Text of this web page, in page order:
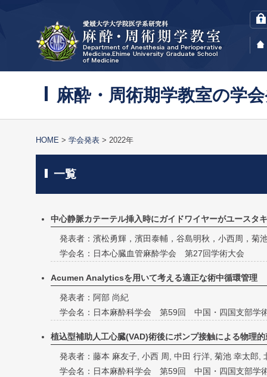
麻酔・周術期学教室の学
HOME 学会発表 2022年
一覧
中心静脈カテーテル挿入時にガイドワイヤーがユースタ
発表者：濱松勇輝，濱田泰輔，谷島明秋，小西周，菊
学会名：日本心臓血管麻酔学会 第27回学術大会
Acumen Analyticsを用いて考える適正な術中循環管理
発表者：阿部 尚紀
学会名：日本麻酔科学会 第59回 中国・四国支部学
植込型補助人工心臓(VAD)術後にポンプ接触による物理
発表者：藤本 麻友子, 小西 周, 中田 行洋, 菊池 幸太郎,
学会名：日本麻酔科学会 第59回 中国・四国支部学